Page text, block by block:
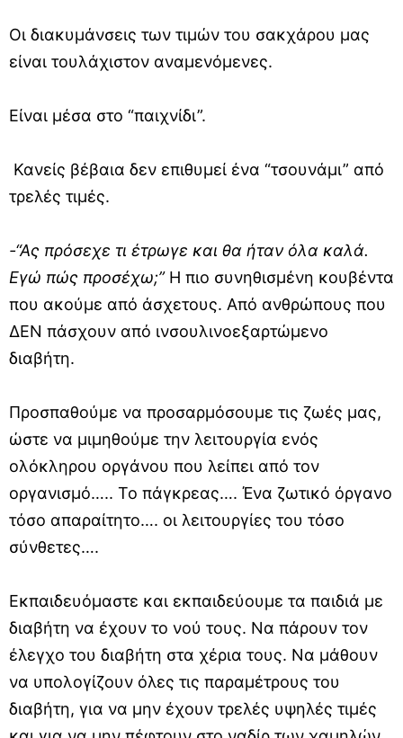
Οι διακυμάνσεις των τιμών του σακχάρου μας
είναι τουλάχιστον αναμενόμενες.
Είναι μέσα στο “παιχνίδι”.
Κανείς βέβαια δεν επιθυμεί ένα “τσουνάμι” από
τρελές τιμές.
-“Ας πρόσεχε τι έτρωγε και θα ήταν όλα καλά.
Εγώ πώς προσέχω;”Η πιο συνηθισμένη κουβέντα
που ακούμε από άσχετους. Από ανθρώπους που
ΔΕΝ πάσχουν από ινσουλινοεξαρτώμενο
διαβήτη.
Προσπαθούμε να προσαρμόσουμε τις ζωές μας,
ώστε να μιμηθούμε την λειτουργία ενός
ολόκληρου οργάνου που λείπει από τον
οργανισμό….. Το πάγκρεας…. Ένα ζωτικό όργανο
τόσο απαραίτητο…. οι λειτουργίες του τόσο
σύνθετες….
Εκπαιδευόμαστε και εκπαιδεύουμε τα παιδιά με
διαβήτη να έχουν το νού τους. Να πάρουν τον
έλεγχο του διαβήτη στα χέρια τους. Να μάθουν
να υπολογίζουν όλες τις παραμέτρους του
διαβήτη, για να μην έχουν τρελές υψηλές τιμές